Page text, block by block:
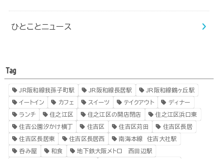
ひとことニュース
Tag
JR阪和線我孫子町駅 JR阪和線長居駅 JR阪和線鶴ヶ丘駅
イートイン カフェ スイーツ テイクアウト ディナー
ランチ 住之江区 住之江区の開店閉店 住之江区浜口東
住吉公園汐かけ横丁 住吉区 住吉区苅田 住吉区長居
住吉区長居東 住吉区長居西 南海本線 住吉大社駅
呑み屋 和食 地下鉄大阪メトロ 西田辺駅